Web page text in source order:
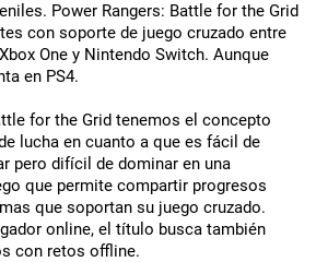
Power Rangers: Battle for the Grid
con soporte de juego cruzado entre
One y Nintendo Switch. Aunque
en PS4.
for the Grid tenemos el concepto
lucha en cuanto a que es fácil de
pero difícil de dominar en una
que permite compartir progresos
que soportan su juego cruzado.
online, el título busca también
con retos offline.